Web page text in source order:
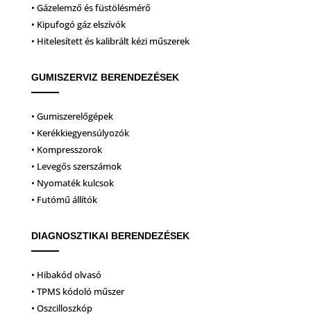
• Gázelemző és füstölésmérő
• Kipufogó gáz elszívók
• Hitelesített és kalibrált kézi műszerek
GUMISZERVIZ BERENDEZÉSEK
• Gumiszerelőgépek
• Kerékkiegyensúlyozók
• Kompresszorok
• Levegős szerszámok
• Nyomaték kulcsok
• Futómű állítók
DIAGNOSZTIKAI BERENDEZÉSEK
• Hibakód olvasó
• TPMS kódoló műszer
• Oszcilloszkóp